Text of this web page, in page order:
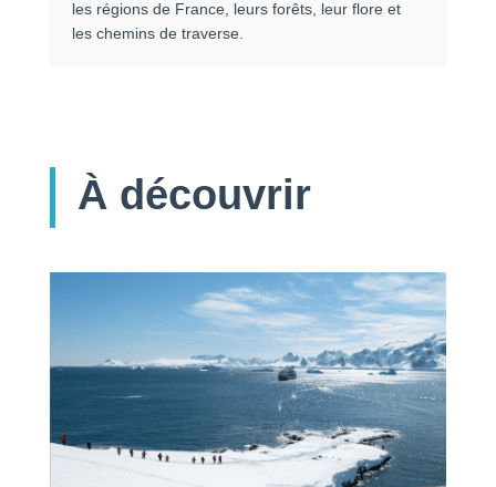
les régions de France, leurs forêts, leur flore et
les chemins de traverse.
À découvrir